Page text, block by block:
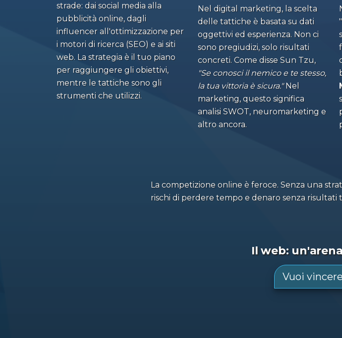
strade: dai social media alla
pubblicità online, dagli
influencer all'ottimizzazione per
i motori di ricerca (SEO) e ai siti
web. La strategia è il tuo piano
per raggiungere gli obiettivi,
mentre le tattiche sono gli
strumenti che utilizzi.
Nel digital marketing, la scelta
delle tattiche è basata su dati
oggettivi ed esperienza. Non ci
sono pregiudizi, solo risultati
concreti. Come disse Sun Tzu,
"Se conosci il nemico e te stesso,
la tua vittoria è sicura."Nel
marketing, questo significa
analisi SWOT, neuromarketing e
altro ancora.
La competizione online è feroce. Senza una
rischi di perdere tempo e denaro senza risultati
Il web:
Vuoi